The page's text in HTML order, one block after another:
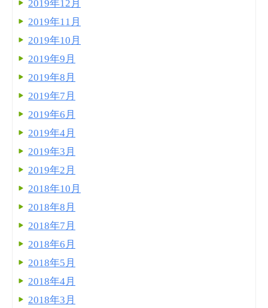
2019年12月
2019年11月
2019年10月
2019年9月
2019年8月
2019年7月
2019年6月
2019年4月
2019年3月
2019年2月
2018年10月
2018年8月
2018年7月
2018年6月
2018年5月
2018年4月
2018年3月